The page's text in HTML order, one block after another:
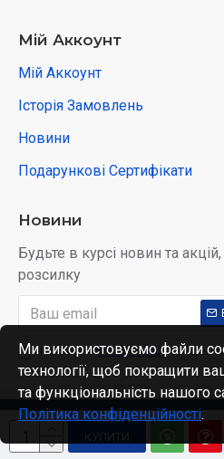
КУПИТИ
Мій Аккоунт
Мій Аккоунт
Історія Замовлень
Новини
Подарункові Сертифікати
Новини
Будьте в курсі новин та
розсилку
Я прочитав Privacy Policy і згоден
Copyright © 2022, Kidobo, All
Ми використовуємо файли
технології, щоб покращити
та функціональність нашого
Політика конфіденційності.